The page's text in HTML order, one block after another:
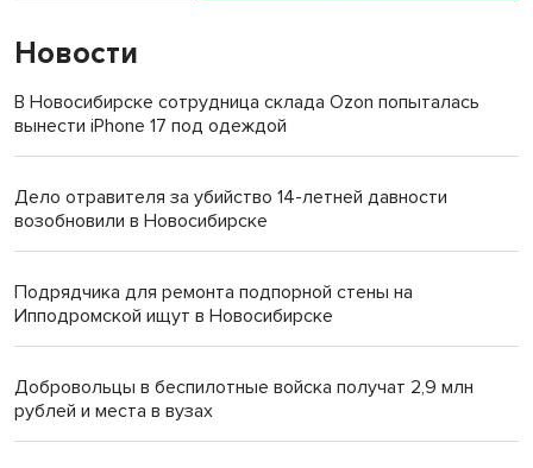
Новости
В Новосибирске сотрудница склада Ozon попыталась
вынести iPhone 17 под одеждой
Дело отравителя за убийство 14-летней давности
возобновили в Новосибирске
Подрядчика для ремонта подпорной стены на
Ипподромской ищут в Новосибирске
Добровольцы в беспилотные войска получат 2,9 млн
рублей и места в вузах